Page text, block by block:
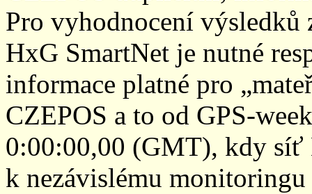
Pro vyhodnocení
HxG SmartNet je nutné
informace platné pro
CZEPOS a to od GPS-
0:00:00,00 (GMT), kdy síť
k nezávislému